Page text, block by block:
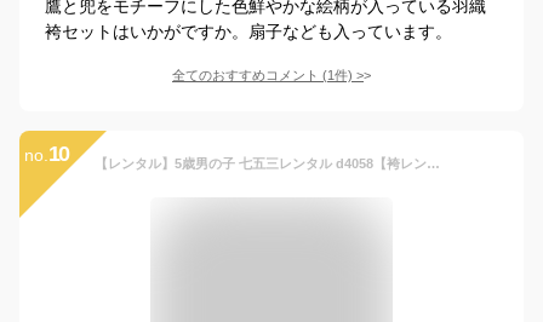
鷹と兜をモチーフにした色鮮やかな絵柄が入っている羽織
袴セットはいかがですか。扇子なども入っています。
全てのおすすめコメント (1件) >
no. 10 【レンタル】5歳男の子 七五三レンタル d4058【袴レンタル】男 753 着物レンタル 3歳 4歳 小さめ5才 貸衣装 結婚式 卒園式 七草祝い 発表会 七五三セット〔100cm〜110cm〕人気 かっこいい おしゃれ「光」ブランド 紺色に金彩慶びの飛翔鷹